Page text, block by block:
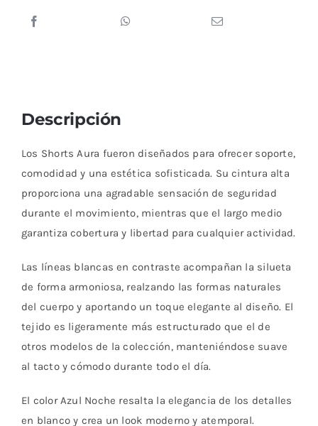
Descripción
Los Shorts Aura fueron diseñados para ofrecer soporte,
comodidad y una estética sofisticada. Su cintura alta
proporciona una agradable sensación de seguridad
durante el movimiento, mientras que el largo medio
garantiza cobertura y libertad para cualquier actividad.
Las líneas blancas en contraste acompañan la silueta
de forma armoniosa, realzando las formas naturales
del cuerpo y aportando un toque elegante al diseño. El
tejido es ligeramente más estructurado que el de
otros modelos de la colección, manteniéndose suave
al tacto y cómodo durante todo el día.
El color Azul Noche resalta la elegancia de los detalles
en blanco y crea un look moderno y atemporal.